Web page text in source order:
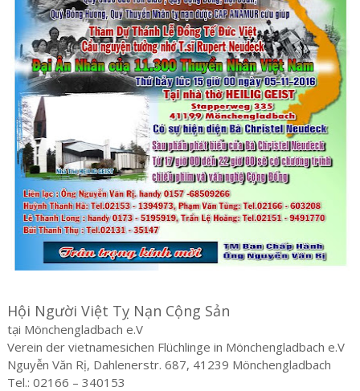
Hội Người Việt Tỵ Nạn Cộng Sản
tại Mönchengladbach e.V
Verein der vietnamesichen Flüchlinge in Mönchengladbach e.V
Nguyễn Văn Rị, Dahlenerstr. 687, 41239 Mönchengladbach
Tel.: 02166 – 340153